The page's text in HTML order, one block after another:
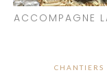
ACCOMPAGNE
CHANTIERS
QUE PROPOSONS-